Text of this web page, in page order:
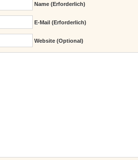
Name (erforderlich)
E-Mail (erforderlich)
Website (Optional)